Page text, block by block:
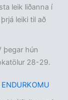
leik liðanna í
leiki til að
þegar hún
28-29.